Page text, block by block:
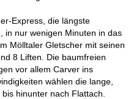
Express, die längste
in nur wenigen Minuten in das
Mölltaler Gletscher mit seinen
8 Liften. Die baumfreien
vor allem Carver ins
wählen die lange,
hinunter nach Flattach.